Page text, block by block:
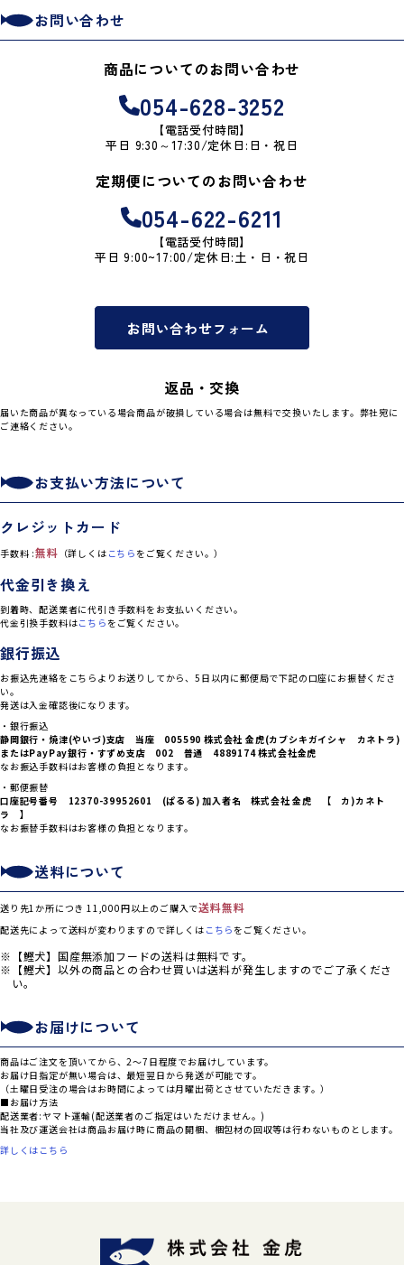
お問い合わせ
商品についてのお問い合わせ
054-628-3252
【電話受付時間】
平日 9:30～17:30/定休日:日・祝日
定期便についてのお問い合わせ
054-622-6211
【電話受付時間】
平日 9:00~17:00/定休日:土・日・祝日
お問い合わせフォーム
返品・交換
届いた商品が異なっている場合商品が破損している場合は無料で交換いたします。弊社宛に
ご連絡ください。
お支払い方法について
クレジットカード
手数料 :無料 （詳しくは こちら をご覧ください。）
代金引き換え
到着時、配送業者に代引き手数料をお支払いください。
代金引換手数料はこちら をご覧ください。
銀行振込
お振込先連絡をこちらよりお送りしてから、5日以内に郵便局で下記の口座にお振替くださ
い。
発送は入金確認後になります。
・銀行振込
静岡銀行・焼津(やいづ)支店 当座 005590 株式会社 金虎(カブシキガイシャ カネトラ)
またはPayPay銀行・すずめ支店 002 普通 4889174 株式会社金虎
なお振込手数料はお客様の負担となります。
・郵便振替
口座記号番号 12370-39952601 (ぱるる) 加入者名 株式会社 金虎 【 カ)カネト
ラ 】
なお振替手数料はお客様の負担となります。
送料について
送り先1か所につき 11,000円以上のご購入で送料無料
配送先によって送料が変わりますので詳しくは こちら をご覧ください。
【鰹犬】国産無添加フードの送料は無料です。
【鰹犬】以外の商品との合わせ買いは送料が発生しますのでご了承くださ
い。
お届けについて
商品はご注文を頂いてから、2～7日程度でお届けしています。
お届け日指定が無い場合は、最短翌日から発送が可能です。
（土曜日受注の場合はお時間によっては月曜出荷とさせていただきます。）
■お届け方法
配送業者:ヤマト運輸(配送業者のご指定はいただけません。)
当社及び運送会社は商品お届け時に商品の開梱、梱包材の回収等は行わないものとします。
詳しくはこちら